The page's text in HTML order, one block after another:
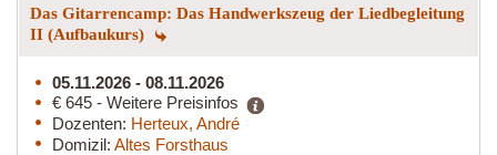
Das Gitarrencamp: Das Handwerkszeug der Liedbegleitung
II (Aufbaukurs)
05.11.2026 - 08.11.2026
€ 645 - Weitere Preisinfos
Dozenten: Herteux, André
Domizil: Altes Forsthaus